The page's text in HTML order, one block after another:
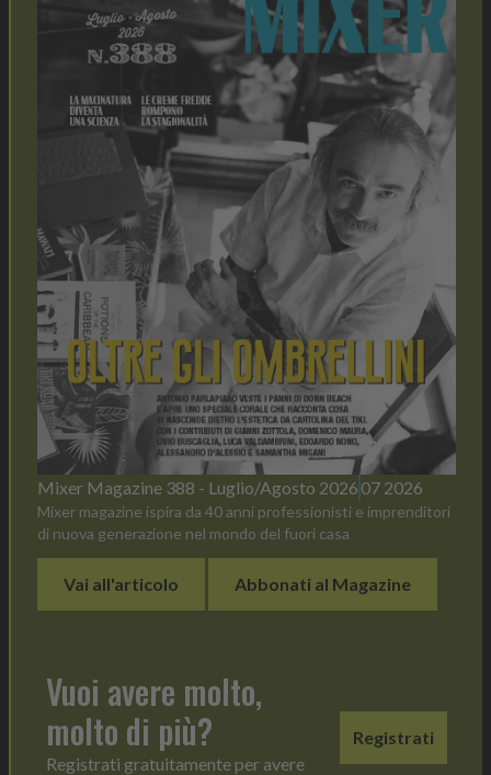
Mixer Magazine 388 - Luglio/Agosto 2026 07 2026
Mixer magazine ispira da 40 anni professionisti e imprenditori
di nuova generazione nel mondo del fuori casa
Vai all'articolo Abbonati al Magazine
Vuoi avere molto,
molto di più?
Registrati gratuitamente per avere
Registrati